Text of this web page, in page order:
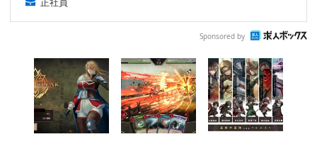
Sponsored by